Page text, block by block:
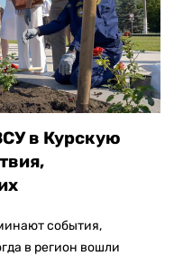
в Курскую
события,
в регион вошли